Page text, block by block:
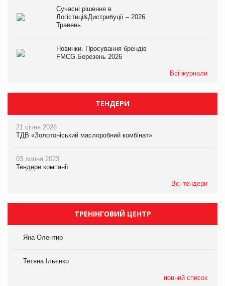
Сучасні рішення в
Логістиці&Дистрибуції – 2026.
Травень
Новинки. Просування брендів
FMCG.Березень 2026
Всі журнали
ТЕНДЕРИ
21 січня 2026
ТДВ «Золотоніський маслоробний комбінат»
03 липня 2023
Тендери компанії
Всі тендери
ТРЕНІНГОВИЙ ЦЕНТР
Яна Олентир
Тетяна Ільєнко
повний список